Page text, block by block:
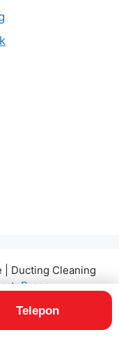
Telepon
Ducting Cleaning